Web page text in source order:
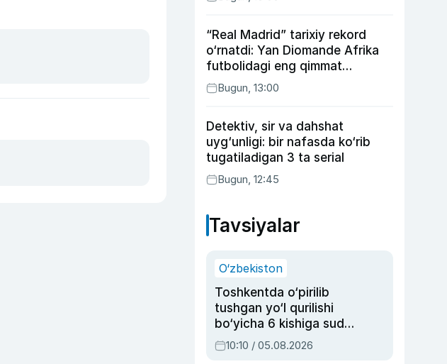
“Real Madrid” tarixiy rekord
o‘rnatdi: Yan Diomande Afrika
futbolidagi eng qimmat
transferga aylandi
Bugun, 13:00
Detektiv, sir va dahshat
uyg‘unligi: bir nafasda ko‘rib
tugatiladigan 3 ta serial
Bugun, 12:45
Tavsiyalar
O‘zbekiston
Toshkentda o‘pirilib
tushgan yo‘l qurilishi
bo‘yicha 6 kishiga sud
hukmi o‘qildi
10:10 / 05.08.2026